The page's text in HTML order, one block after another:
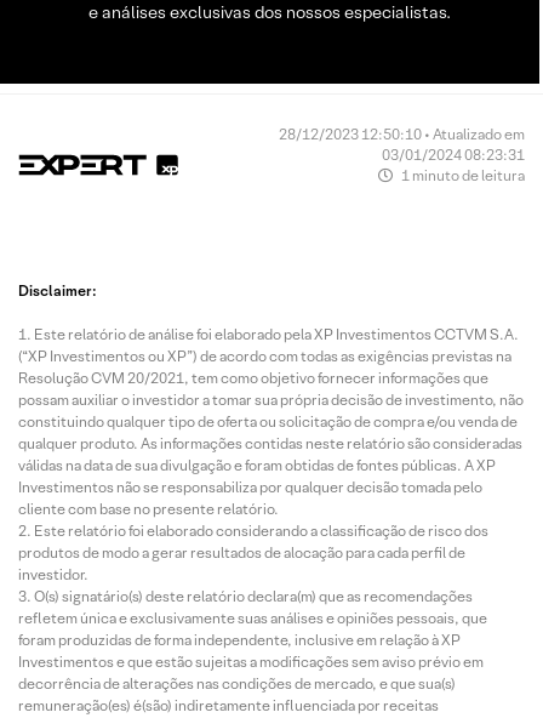
e análises exclusivas dos nossos especialistas.
28/12/2023 12:50:10 • Atualizado em
03/01/2024 08:23:31
1 minuto de leitura
Disclaimer:
Este relatório de análise foi elaborado pela XP Investimentos CCTVM S.A.
(“XP Investimentos ou XP”) de acordo com todas as exigências previstas na
Resolução CVM 20/2021, tem como objetivo fornecer informações que
possam auxiliar o investidor a tomar sua própria decisão de investimento, não
constituindo qualquer tipo de oferta ou solicitação de compra e/ou venda de
qualquer produto. As informações contidas neste relatório são consideradas
válidas na data de sua divulgação e foram obtidas de fontes públicas. A XP
Investimentos não se responsabiliza por qualquer decisão tomada pelo
cliente com base no presente relatório.
Este relatório foi elaborado considerando a classificação de risco dos
produtos de modo a gerar resultados de alocação para cada perfil de
investidor.
O(s) signatário(s) deste relatório declara(m) que as recomendações
refletem única e exclusivamente suas análises e opiniões pessoais, que
foram produzidas de forma independente, inclusive em relação à XP
Investimentos e que estão sujeitas a modificações sem aviso prévio em
decorrência de alterações nas condições de mercado, e que sua(s)
remuneração(es) é(são) indiretamente influenciada por receitas